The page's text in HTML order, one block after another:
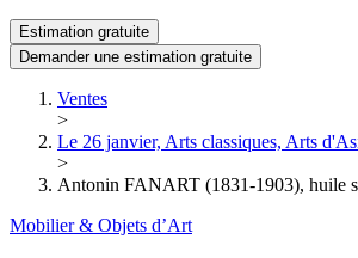
Estimation gratuite
Demander une estimation gratuite
Ventes
>
Le 26 janvier, Arts classiques, Arts
>
Antonin FANART (1831-1903), huile
Mobilier & Objets d’Art